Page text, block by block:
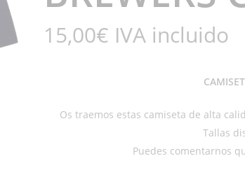
15,00€ IVA incluido
Os traemos estas camiseta de alta
Tallas
Puedes comentarnos